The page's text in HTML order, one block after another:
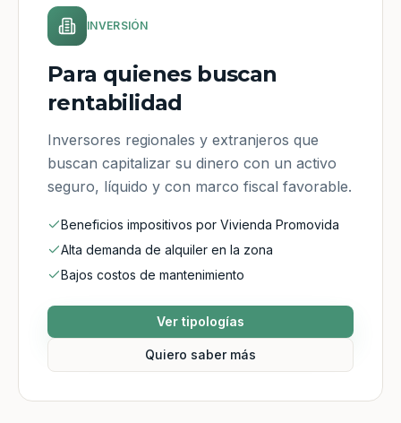
INVERSIÓN
Para quienes buscan
rentabilidad
Inversores regionales y extranjeros que
buscan capitalizar su dinero con un activo
seguro, líquido y con marco fiscal favorable.
Beneficios impositivos por Vivienda Promovida
Alta demanda de alquiler en la zona
Bajos costos de mantenimiento
Ver tipologías
Quiero saber más